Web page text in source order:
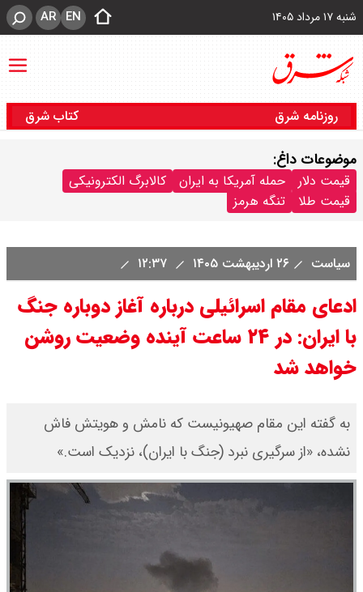
شنبه ۱۷ مرداد ۱۴۰۵ EN
AR
روزنامه شرق کتاب شرق
موضوعات داغ:
قیمت دلار حمله آمریکا به ایران
کالابرگ الکترونیکی
قیمت طلا
تنگه هرمز
سیاست ۲۶ اردیبهشت ۱۴۰۵
ادعای مقام اسرائیلی درباره آغاز دوباره جنگ
با ایران: در ۲۴ ساعت آینده وضعیت روشن
خواهد شد
به گفته این مقام صهیونیست که نامش و هویتش فاش
نشده، «از سرگیری نبرد (جنگ با ایران)، نزدیک است.»